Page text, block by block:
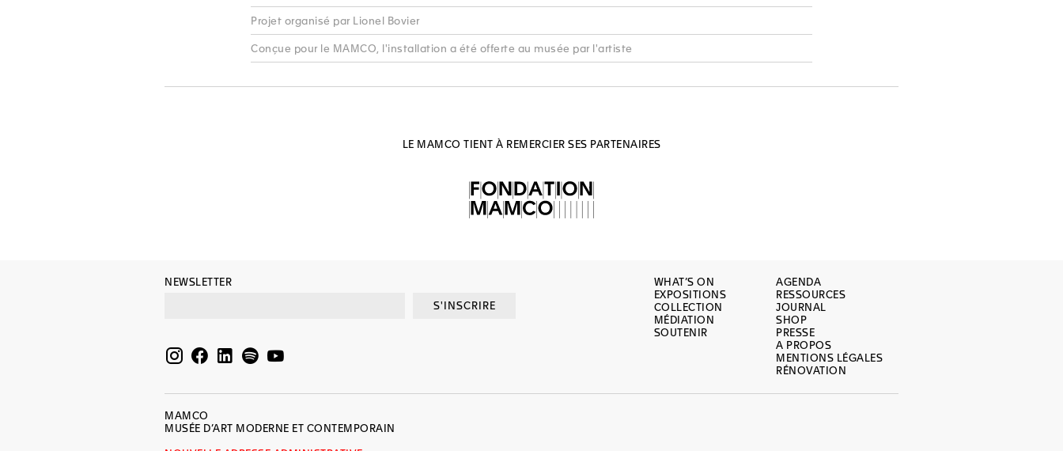
Projet organisé par Lionel Bovier
Conçue pour le MAMCO, l'installation a été offerte au musée par l'artiste
LE MAMCO TIENT À REMERCIER SES PARTENAIRES
NEWSLETTER
S'INSCRIRE
WHAT’S ON
EXPOSITIONS
COLLECTION
MÉDIATION
SOUTENIR
AGENDA
RESSOURCES
JOURNAL
SHOP
PRESSE
A PROPOS
MENTIONS LÉGALES
RÉNOVATION
MAMCO
MUSÉE D’ART MODERNE ET CONTEMPORAIN